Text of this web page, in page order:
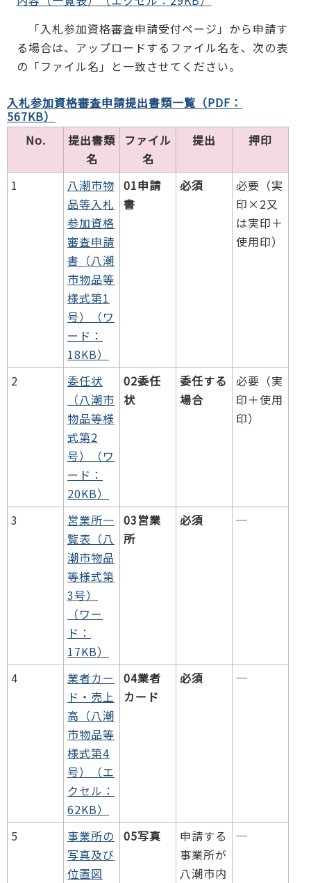
「入札参加資格審査申請受付ページ」から申請す
る場合は、アップロードするファイル名を、次の表
の「ファイル名」と一致させてください。
入札参加資格審査申請提出書類一覧（PDF：
567KB）
No.
提出書類
名
ファイル
名
提出 押印
1
八潮市物
品等入札
参加資格
審査申請
書（八潮
市物品等
様式第1
号）（ワ
ード：
18KB）
01申請
書
必須
必要（実
印×2又
は実印＋
使用印）
2
委任状
（八潮市
物品等様
式第2
号）（ワ
ード：
20KB）
02委任
状
委任する
場合
必要（実
印＋使用
印）
3
営業所一
覧表（八
潮市物品
等様式第
3号）
（ワー
ド：
17KB）
03営業
所
必須 ─
4
業者カー
ド・売上
高（八潮
市物品等
様式第4
号）（エ
クセル：
62KB）
04業者
カード
必須 ─
5
事業所の
写真及び
位置図
05写真
申請する
事業所が
八潮市内
─